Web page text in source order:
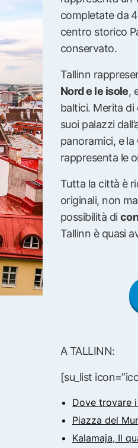
completate da
centro storico
conservato.
Tallinn
Nord e le isole,
baltici. Merita di
suoi palazzi
panoramici, e
rappresenta le
Tutta la città è
originali, non
possibilità di
Tallinn è quasi
A TALLINN:
[su_list
Dove trovare
Piazza del
Kalamaja, Il